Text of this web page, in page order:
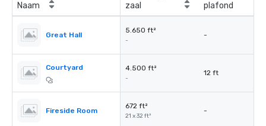
Naam
zaal
plafond
Great Hall
5.650 ft²
-
-
Courtyard 4.500 ft²
-
12 ft
Fireside Room
672 ft²
21 x 32 ft²
-